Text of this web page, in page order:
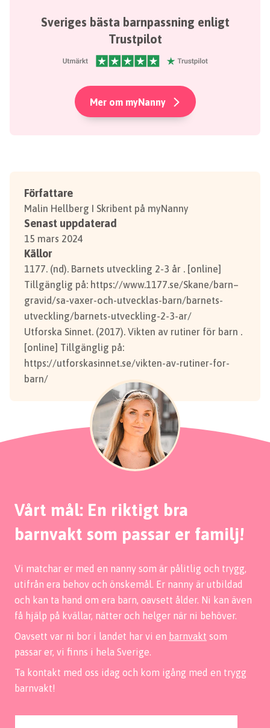
Sveriges bästa barnpassning enligt
Trustpilot
Mer om myNanny
Författare
Malin Hellberg I Skribent på myNanny
Senast uppdaterad
15 mars 2024
Källor
1177. (nd). Barnets utveckling 2-3 år . [online]
Tillgänglig på: https://www.1177.se/Skane/barn–
gravid/sa-vaxer-och-utvecklas-barn/barnets-
utveckling/barnets-utveckling-2-3-ar/
Utforska Sinnet. (2017). Vikten av rutiner för barn .
[online] Tillgänglig på:
https://utforskasinnet.se/vikten-av-rutiner-for-
barn/
Vårt mål: En riktigt bra
barnvakt som passar er familj!
Vi matchar er med en nanny som är pålitlig och trygg,
utifrån era behov och önskemål. Er nanny är utbildad
och kan ta hand om era barn, oavsett ålder. Ni kan även
få hjälp på kvällar, nätter och helger när ni behöver.
Oavsett var ni bor i landet har vi en barnvakt som
passar er, vi finns i hela Sverige.
Ta kontakt med oss idag och kom igång med en trygg
barnvakt!